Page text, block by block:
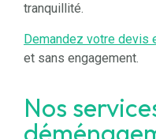
tranquillité.
Demandez votre devis
et sans engagement.
Nos